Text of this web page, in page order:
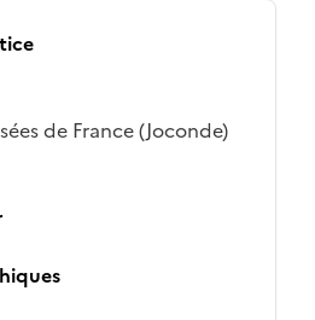
de France (Joconde)